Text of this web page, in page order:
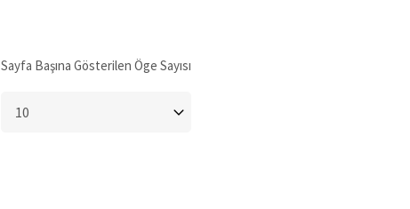
Sayfa Başına Gösterilen Öge Sayısı